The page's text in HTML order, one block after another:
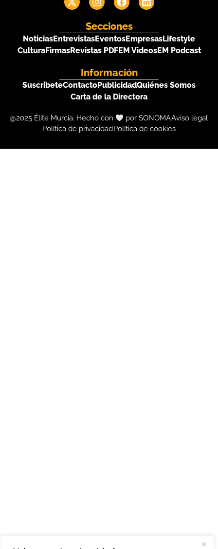
Secciones
NoticiasEntrevistasEventosEmpresasLifestyle
CulturaFirmasRevistas PDFEM VideosEM Podcast
Información
SuscríbeteContactoPublicidadQuiénes Somos
Carta de la Directora
@2025 Élite Murcia. Hecho con por SONOMAAviso legal
Política de privacidadPolítica de cookies